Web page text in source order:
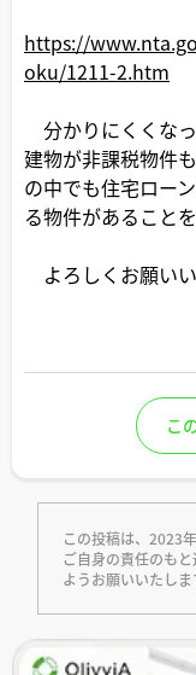
https://
oku/1211-2.htm
分かりにくくな
建物が非課税物件
の中でも住宅ロー
る物件があること
よろしくお願いい
こ
この投稿は、2023
ご自身の責任のも
ようお願いいたしま